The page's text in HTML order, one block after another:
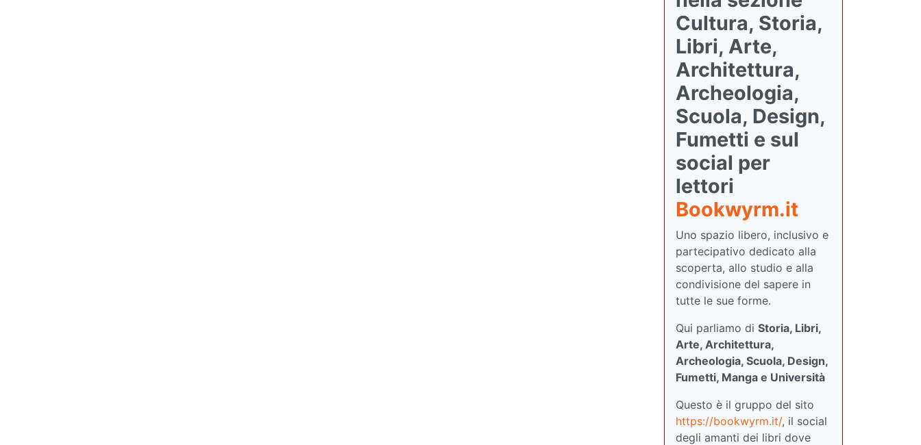
Cultura, Storia,
Libri, Arte,
Architettura,
Archeologia,
Scuola, Design,
Fumetti e sul
social per
lettori
Bookwyrm.it
Uno spazio libero, inclusivo e
partecipativo dedicato alla
scoperta, allo studio e alla
condivisione del sapere in
tutte le sue forme.
Qui parliamo di Storia, Libri,
Arte, Architettura,
Archeologia, Scuola, Design,
Fumetti, Manga e Università
Questo è il gruppo del sito
https://bookwyrm.it/, il social
degli amanti dei libri dove